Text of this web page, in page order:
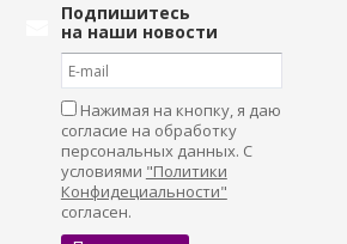
Подпишитесь
на наши новости
Нажимая на кнопку, я даю
согласие на обработку
персональных данных. С
условиями "Политики
Конфидециальности"
согласен.